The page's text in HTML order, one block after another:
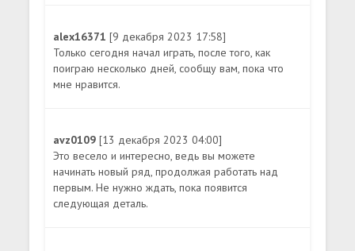
alex16371[9 декабря 2023 17:58]
Только сегодня начал играть, после того, как
поиграю несколько дней, сообщу вам, пока что
мне нравится.
avz0109[13 декабря 2023 04:00]
Это весело и интересно, ведь вы можете
начинать новый ряд, продолжая работать над
первым. Не нужно ждать, пока появится
следующая деталь.